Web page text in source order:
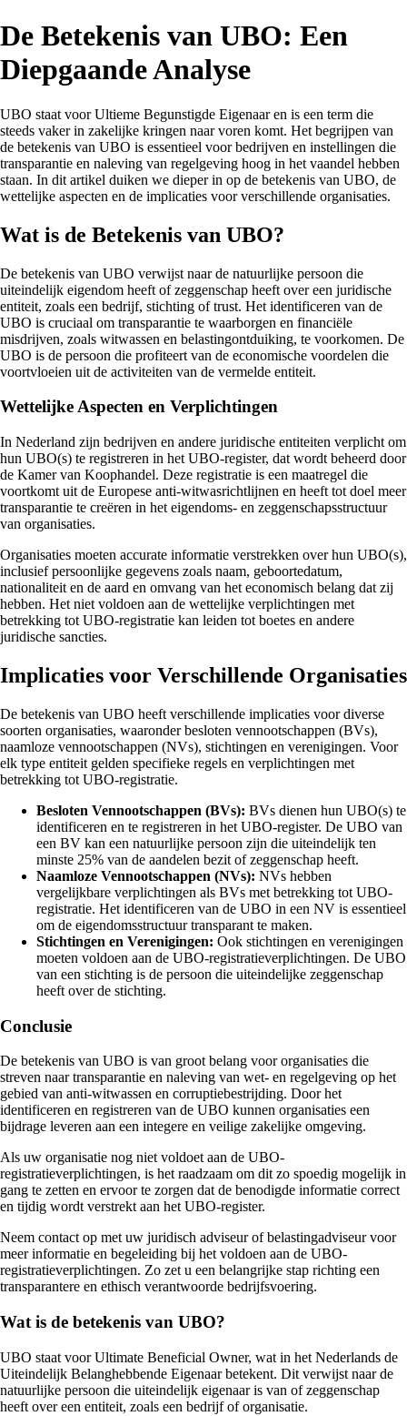
De Betekenis van UBO: Een
Diepgaande Analyse
UBO staat voor Ultieme Begunstigde Eigenaar en is een term die
steeds vaker in zakelijke kringen naar voren komt. Het begrijpen van
de betekenis van UBO is essentieel voor bedrijven en instellingen die
transparantie en naleving van regelgeving hoog in het vaandel hebben
staan. In dit artikel duiken we dieper in op de betekenis van UBO, de
wettelijke aspecten en de implicaties voor verschillende organisaties.
Wat is de Betekenis van UBO?
De betekenis van UBO verwijst naar de natuurlijke persoon die
uiteindelijk eigendom heeft of zeggenschap heeft over een juridische
entiteit, zoals een bedrijf, stichting of trust. Het identificeren van de
UBO is cruciaal om transparantie te waarborgen en financiële
misdrijven, zoals witwassen en belastingontduiking, te voorkomen. De
UBO is de persoon die profiteert van de economische voordelen die
voortvloeien uit de activiteiten van de vermelde entiteit.
Wettelijke Aspecten en Verplichtingen
In Nederland zijn bedrijven en andere juridische entiteiten verplicht om
hun UBO(s) te registreren in het UBO-register, dat wordt beheerd door
de Kamer van Koophandel. Deze registratie is een maatregel die
voortkomt uit de Europese anti-witwasrichtlijnen en heeft tot doel meer
transparantie te creëren in het eigendoms- en zeggenschapsstructuur
van organisaties.
Organisaties moeten accurate informatie verstrekken over hun UBO(s),
inclusief persoonlijke gegevens zoals naam, geboortedatum,
nationaliteit en de aard en omvang van het economisch belang dat zij
hebben. Het niet voldoen aan de wettelijke verplichtingen met
betrekking tot UBO-registratie kan leiden tot boetes en andere
juridische sancties.
Implicaties voor Verschillende Organisaties
De betekenis van UBO heeft verschillende implicaties voor diverse
soorten organisaties, waaronder besloten vennootschappen (BVs),
naamloze vennootschappen (NVs), stichtingen en verenigingen. Voor
elk type entiteit gelden specifieke regels en verplichtingen met
betrekking tot UBO-registratie.
Besloten Vennootschappen (BVs): BVs dienen hun UBO(s) te
identificeren en te registreren in het UBO-register. De UBO van
een BV kan een natuurlijke persoon zijn die uiteindelijk ten
minste 25% van de aandelen bezit of zeggenschap heeft.
Naamloze Vennootschappen (NVs): NVs hebben
vergelijkbare verplichtingen als BVs met betrekking tot UBO-
registratie. Het identificeren van de UBO in een NV is essentieel
om de eigendomsstructuur transparant te maken.
Stichtingen en Verenigingen: Ook stichtingen en verenigingen
moeten voldoen aan de UBO-registratieverplichtingen. De UBO
van een stichting is de persoon die uiteindelijke zeggenschap
heeft over de stichting.
Conclusie
De betekenis van UBO is van groot belang voor organisaties die
streven naar transparantie en naleving van wet- en regelgeving op het
gebied van anti-witwassen en corruptiebestrijding. Door het
identificeren en registreren van de UBO kunnen organisaties een
bijdrage leveren aan een integere en veilige zakelijke omgeving.
Als uw organisatie nog niet voldoet aan de UBO-
registratieverplichtingen, is het raadzaam om dit zo spoedig mogelijk in
gang te zetten en ervoor te zorgen dat de benodigde informatie correct
en tijdig wordt verstrekt aan het UBO-register.
Neem contact op met uw juridisch adviseur of belastingadviseur voor
meer informatie en begeleiding bij het voldoen aan de UBO-
registratieverplichtingen. Zo zet u een belangrijke stap richting een
transparantere en ethisch verantwoorde bedrijfsvoering.
Wat is de betekenis van UBO?
UBO staat voor Ultimate Beneficial Owner, wat in het Nederlands de
Uiteindelijk Belanghebbende Eigenaar betekent. Dit verwijst naar de
natuurlijke persoon die uiteindelijk eigenaar is van of zeggenschap
heeft over een entiteit, zoals een bedrijf of organisatie.